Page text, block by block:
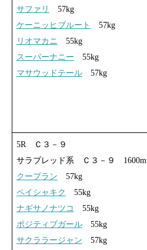
サファリ
57kg
ケーニッヒブルート
57kg
リオマカニ 55kg
スーパーナニー 55kg
マサウッドテール57kg
5R Ｃ３－９
サラブレッド系 Ｃ３－９ 1600m
クープラン 57kg
ペイシャキク
55kg
ナギサノナツコ
55kg
ポジティブガール55kg
サクララージャン 57kg